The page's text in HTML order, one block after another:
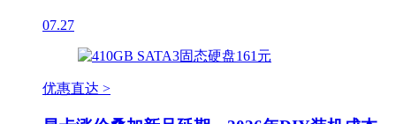
07.27
优惠直达 >